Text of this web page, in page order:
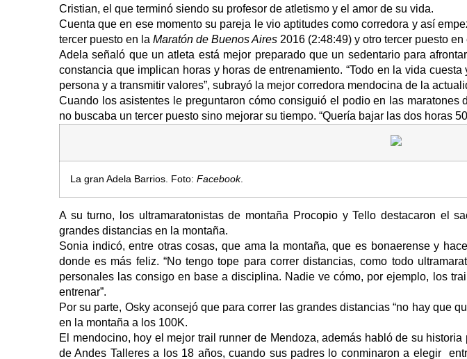
Cristian, el que terminó siendo su profesor de atletismo y el amor de su vida.
Cuenta que en ese momento su pareja le vio aptitudes como corredora y así
tercer puesto en la Maratón de Buenos Aires 2016 (2:48:49) y otro tercer puesto en
Adela señaló que un atleta está mejor preparado que un sedentario para
constancia que implican horas y horas de entrenamiento. “Todo en la vida
persona y a transmitir valores”, subrayó la mejor corredora mendocina de la
Cuando los asistentes le preguntaron cómo consiguió el podio en las maratones
no buscaba un tercer puesto sino mejorar su tiempo. “Quería bajar las dos horas
La gran Adela Barrios. Foto: Facebook.
A su turno, los ultramaratonistas de montaña Procopio y Tello destacaron el
grandes distancias en la montaña.
Sonia indicó, entre otras cosas, que ama la montaña, que es bonaerense y
donde es más feliz. “No tengo tope para correr distancias, como todo
personales las consigo en base a disciplina. Nadie ve cómo, por ejemplo, los
entrenar”.
Por su parte, Osky aconsejó que para correr las grandes distancias “no hay que
en la montaña a los 100K.
El mendocino, hoy el mejor trail runner de Mendoza, además habló de su
de Andes Talleres a los 18 años, cuando sus padres lo conminaron a elegir